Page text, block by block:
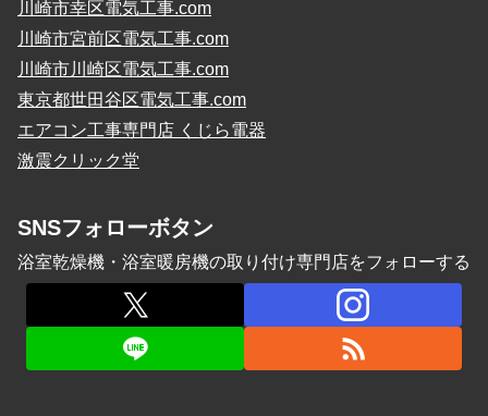
川崎市幸区電気工事.com
川崎市宮前区電気工事.com
川崎市川崎区電気工事.com
東京都世田谷区電気工事.com
エアコン工事専門店 くじら電器
激震クリック堂
SNSフォローボタン
浴室乾燥機・浴室暖房機の取り付け専門店をフォローする